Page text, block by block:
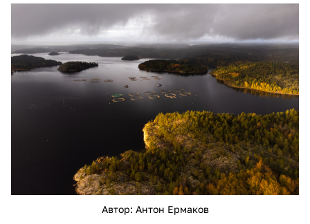
ermakov_anton_11.jpg
Автор: Антон Ермаков